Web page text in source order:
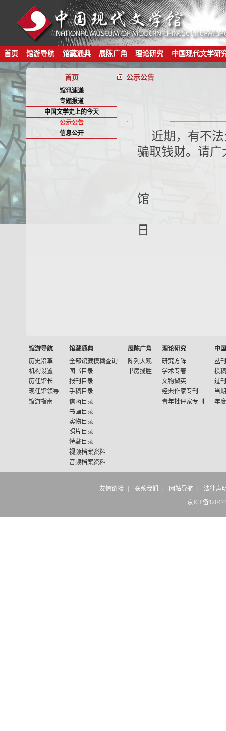
首页 馆游导航 馆藏通典 展陈广角 理论研究 中国现代文学研
首页 公示公告
馆讯速递
专题报道
中国文学史上的今天
公示公告
信息公开
近期，有不
骗取钱财。请
馆
日
馆游导航
历史沿革
机构设置
历任馆长
现任馆领导
馆游指南
馆藏通典
全部馆藏模糊查询
图书目录
报刊目录
手稿目录
信函目录
书画目录
实物目录
照片目录
特藏目录
视频档案资料
音频档案资料
展陈广角
陈列大观
书房揽胜
理论研究
研究方阵
学术专著
文物撷英
经典作家专刊
青年批评家专刊
中
丛
投
过
当
年
友情链接 联系我们 网站导航
法律声
京ICP备